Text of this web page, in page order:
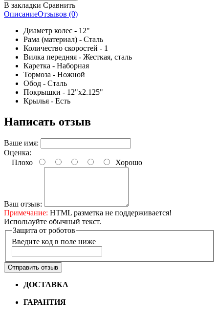
В закладки Сравнить
ОписаниеОтзывов (0)
Диаметр колес - 12"
Рама (материал) - Сталь
Количество скоростей - 1
Вилка передняя - Жесткая, сталь
Каретка - Наборная
Тормоза - Ножной
Обод - Сталь
Покрышки - 12"х2.125"
Крылья - Есть
Написать отзыв
Ваше имя:
Оценка:
Плохо
Хорошо
Ваш отзыв:
Примечание: HTML разметка не поддерживается!
Используйте обычный текст.
Защита от роботов
Введите код в поле ниже
Отправить отзыв
ДОСТАВКА
ГАРАНТИЯ